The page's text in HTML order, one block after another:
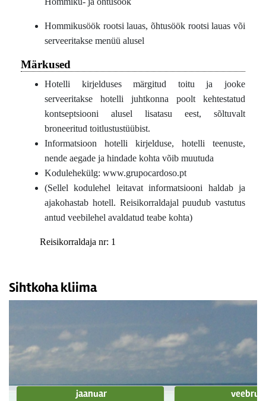
Hommikusöök rootsi lauas, õhtusöök rootsi lauas või
serveeritakse menüü alusel
Märkused
Hotelli kirjelduses märgitud toitu ja jooke
serveeritakse hotelli juhtkonna poolt kehtestatud
kontseptsiooni alusel lisatasu eest, sõltuvalt
broneeritud toitlustustüübist.
Informatsioon hotelli kirjelduse, hotelli teenuste,
nende aegade ja hindade kohta võib muutuda
Kodulehekülg: www.grupocardoso.pt
(Sellel kodulehel leitavat informatsiooni haldab ja
ajakohastab hotell. Reisikorraldajal puudub vastutus
antud veebilehel avaldatud teabe kohta)
Reisikorraldaja nr: 1
Sihtkoha kliima
jaanuar